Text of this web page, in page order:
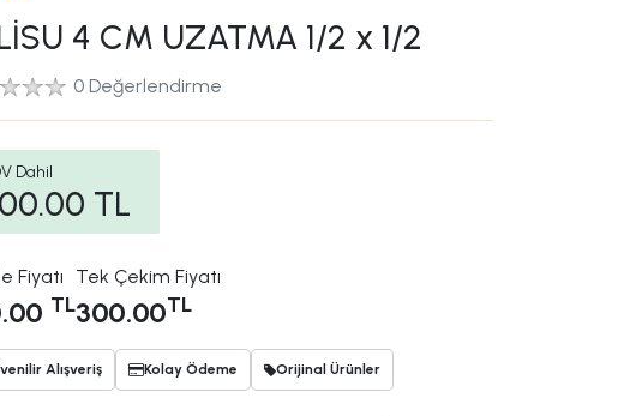
4 CM UZATMA 1/2 x 1/2
0 Değerlendirme
Dahil
TL
Fiyatı
TL
Tek Çekim Fiyatı
300.00TL
Alışveriş Kolay Ödeme Orijinal Ürünler